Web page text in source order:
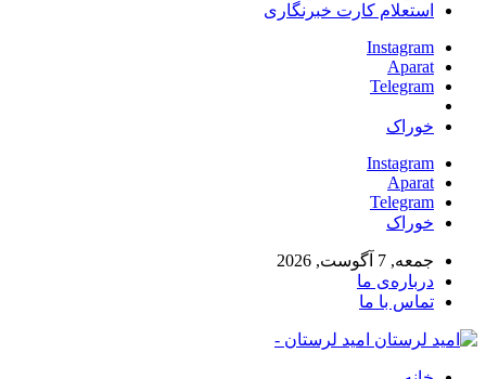
استعلام کارت خبرنگاری
Instagram
Aparat
Telegram
خوراک
Instagram
Aparat
Telegram
خوراک
جمعه, 7 آگوست, 2026
درباره‌ی ما
تماس با ما
امید لرستان -